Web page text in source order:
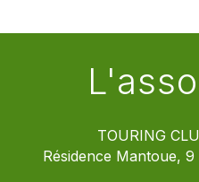
TOURING
Résidence Mantoue, 9